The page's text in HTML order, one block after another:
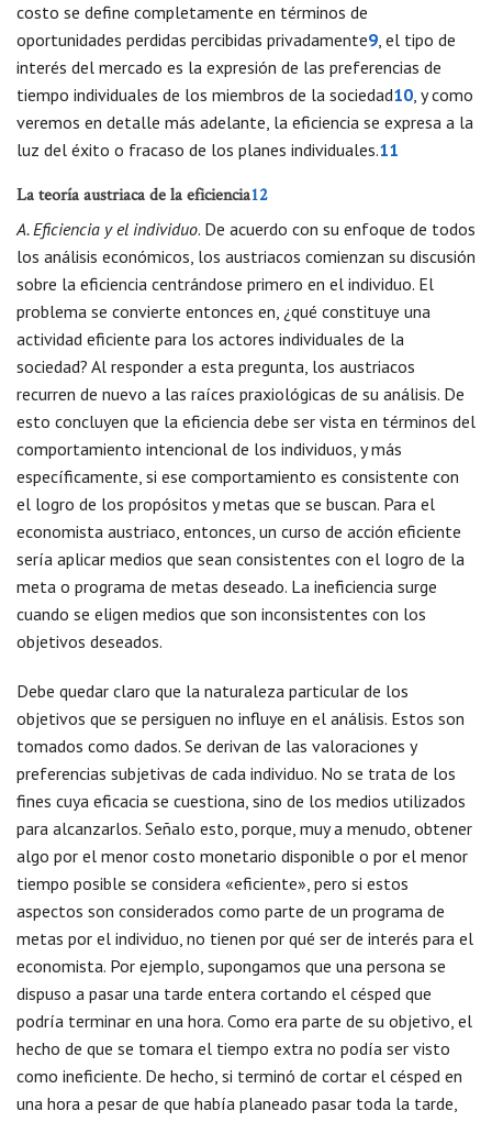
costo se define completamente en términos de
oportunidades perdidas percibidas privadamente9, el tipo de
interés del mercado es la expresión de las preferencias de
tiempo individuales de los miembros de la sociedad10, y como
veremos en detalle más adelante, la eficiencia se expresa a la
luz del éxito o fracaso de los planes individuales.11
La teoría austriaca de la eficiencia12
A. Eficiencia y el individuo. De acuerdo con su enfoque de todos
los análisis económicos, los austriacos comienzan su discusión
sobre la eficiencia centrándose primero en el individuo. El
problema se convierte entonces en, ¿qué constituye una
actividad eficiente para los actores individuales de la
sociedad? Al responder a esta pregunta, los austriacos
recurren de nuevo a las raíces praxiológicas de su análisis. De
esto concluyen que la eficiencia debe ser vista en términos del
comportamiento intencional de los individuos, y más
específicamente, si ese comportamiento es consistente con
el logro de los propósitos y metas que se buscan. Para el
economista austriaco, entonces, un curso de acción eficiente
sería aplicar medios que sean consistentes con el logro de la
meta o programa de metas deseado. La ineficiencia surge
cuando se eligen medios que son inconsistentes con los
objetivos deseados.
Debe quedar claro que la naturaleza particular de los
objetivos que se persiguen no influye en el análisis. Estos son
tomados como dados. Se derivan de las valoraciones y
preferencias subjetivas de cada individuo. No se trata de los
fines cuya eficacia se cuestiona, sino de los medios utilizados
para alcanzarlos. Señalo esto, porque, muy a menudo, obtener
algo por el menor costo monetario disponible o por el menor
tiempo posible se considera «eficiente», pero si estos
aspectos son considerados como parte de un programa de
metas por el individuo, no tienen por qué ser de interés para el
economista. Por ejemplo, supongamos que una persona se
dispuso a pasar una tarde entera cortando el césped que
podría terminar en una hora. Como era parte de su objetivo, el
hecho de que se tomara el tiempo extra no podía ser visto
como ineficiente. De hecho, si terminó de cortar el césped en
una hora a pesar de que había planeado pasar toda la tarde,